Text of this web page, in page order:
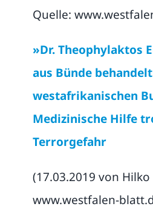
Quelle:
»Dr. Theophylaktos
aus Bünde
westafrikanischen
Medizinische Hilfe
Terrorgefahr
(17.03.2019 von Hilko
www.westfalen-